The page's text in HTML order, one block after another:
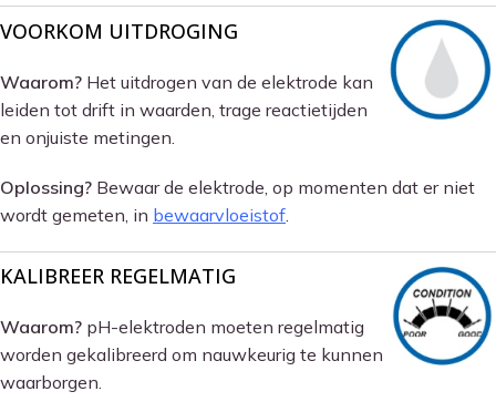
VOORKOM UITDROGING
Waarom? Het uitdrogen van de elektrode kan
leiden tot drift in waarden, trage reactietijden
en onjuiste metingen.
Oplossing? Bewaar de elektrode, op momenten dat er niet
wordt gemeten, in bewaarvloeistof
KALIBREER REGELMATIG
Waarom? pH-elektroden moeten regelmatig
worden gekalibreerd om nauwkeurig te kunnen
waarborgen.